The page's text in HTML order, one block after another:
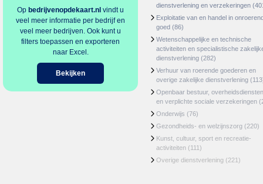
Op bedrijvenopdekaart.nl vindt u
veel meer informatie per bedrijf en
veel meer bedrijven. Ook kunt u
filters toepassen en exporteren
naar Excel.
Bekijken
dienstverlening en verzekeringen
Exploitatie van en handel in
goed (86)
Wetenschappelijke en technische
activiteiten en specialistische
dienstverlening (282)
Verhuur van roerende goederen en
overige zakelijke dienstverlening
Openbaar bestuur, overheidsdiensten
en verplichte sociale verzekeringen
Onderwijs (76)
Gezondheids- en welzijnszorg (220)
Kunst, cultuur, sport en recreatie-
activiteiten (111)
Overige dienstverlening (221)